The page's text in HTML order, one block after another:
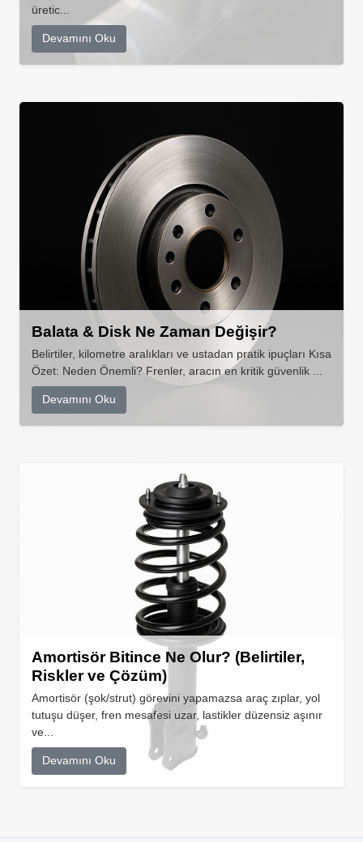
üretic...
Devamını Oku
Balata & Disk Ne Zaman Değişir?
Belirtiler, kilometre aralıkları ve ustadan pratik ipuçları Kısa
Özet: Neden Önemli? Frenler, aracın en kritik güvenlik ...
Devamını Oku
Amortisör Bitince Ne Olur? (Belirtiler,
Riskler ve Çözüm)
Amortisör (şok/strut) görevini yapamazsa araç zıplar, yol
tutuşu düşer, fren mesafesi uzar, lastikler düzensiz aşınır
ve...
Devamını Oku